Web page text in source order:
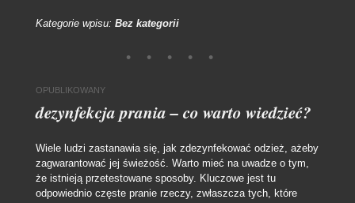
Kategorie wpisu: Bez kategorii
OPUBLIKOWANY
dezynfekcja prania – co warto wiedzieć?
Wiele ludzi zastanawia się, jak zdezynfekować odzież, ażeby
zagwarantować jej świeżość. Warto mieć na uwadze o tym,
że istnieją przetestowane sposoby. Kluczowe jest tu
odpowiednio częste pranie rzeczy, zwłaszcza tych, które